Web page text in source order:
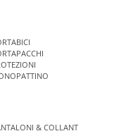
& COLLANT